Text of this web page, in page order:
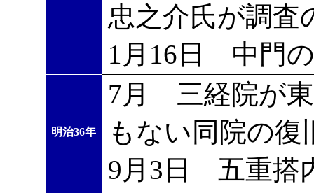
忠之介氏が調査
1月16日 中門
明治36年
7月 三経院が
もない同院の
9月3日 五重搭